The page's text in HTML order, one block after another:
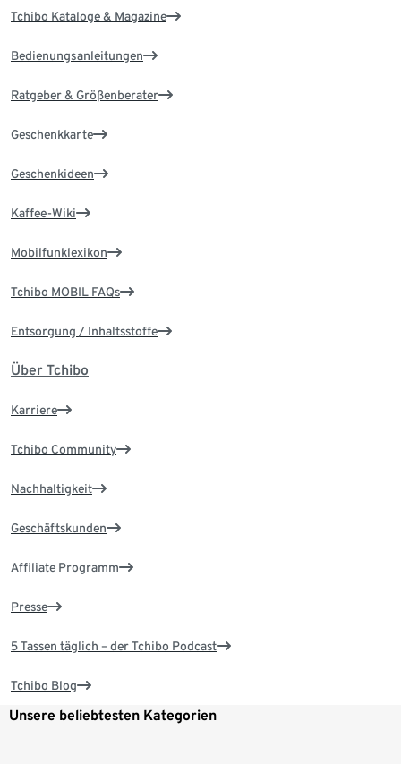
Tchibo Kataloge & Magazine
Bedienungsanleitungen
Ratgeber & Größenberater
Geschenkkarte
Geschenkideen
Kaffee-Wiki
Mobilfunklexikon
Tchibo MOBIL FAQs
Entsorgung / Inhaltsstoffe
Über Tchibo
Karriere
Tchibo Community
Nachhaltigkeit
Geschäftskunden
Affiliate Programm
Presse
5 Tassen täglich – der Tchibo Podcast
Tchibo Blog
Unsere beliebtesten Kategorien